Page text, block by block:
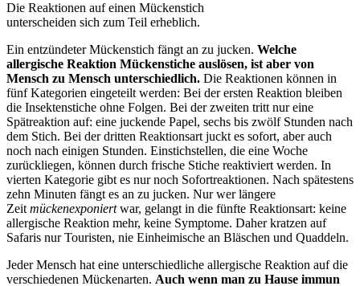
Die Reaktionen auf einen Mückenstich
unterscheiden sich zum Teil erheblich.
Ein entzündeter Mückenstich fängt an zu jucken. Welche
allergische Reaktion Mückenstiche auslösen, ist aber von
Mensch zu Mensch unterschiedlich. Die Reaktionen können in
fünf Kategorien eingeteilt werden: Bei der ersten Reaktion bleiben
die Insektenstiche ohne Folgen. Bei der zweiten tritt nur eine
Spätreaktion auf: eine juckende Papel, sechs bis zwölf Stunden nach
dem Stich. Bei der dritten Reaktionsart juckt es sofort, aber auch
noch nach einigen Stunden. Einstichstellen, die eine Woche
zurückliegen, können durch frische Stiche reaktiviert werden. In
vierten Kategorie gibt es nur noch Sofortreaktionen. Nach spätestens
zehn Minuten fängt es an zu jucken. Nur wer längere
Zeit mückenexponiertwar, gelangt in die fünfte Reaktionsart: keine
allergische Reaktion mehr, keine Symptome. Daher kratzen auf
Safaris nur Touristen, nie Einheimische an Bläschen und Quaddeln.
Jeder Mensch hat eine unterschiedliche allergische Reaktion auf die
verschiedenen Mückenarten. Auch wenn man zu Hause immun